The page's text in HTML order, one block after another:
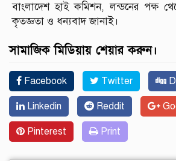
বাংলাদেশ হাই কমিশন, লন্ডনের পক্ষ
কৃতজ্ঞতা ও ধন্যবাদ জানাই।
সামাজিক মিডিয়ায় শেয়ার করুন।
Facebook Twitter
Linkedin Reddit
Pinterest Print